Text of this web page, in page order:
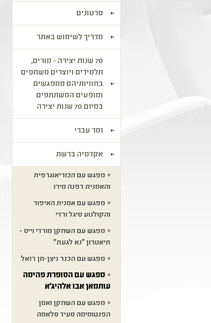
סרטונים
מדריך לשימוש באתר
70 שנות יצירה - מורים,
תלמידים ויוצרים משתפים
בחוויותיהם ממפגשים
ומופעים המשתתפים
במיזם 70 שנות יצירה
זמר עברי
אקדמיה ברשת
מפגש עם הכוריאוגרפית
והאמנית דפנה מירו
מפגש עם אמנית האיפור
והקולנוע סיגל ורדי
מפגש עם השחקן מורדי וייס -
תיאטרון "נא לגעת"
מפגש עם הכנר ניצן-חן רזאל
מפגש עם הסופרת פהימה
עותמאן אבו אלהיג׳א
מפגש עם השחקן ואמן
הפנטומימה סעיד סלאמה